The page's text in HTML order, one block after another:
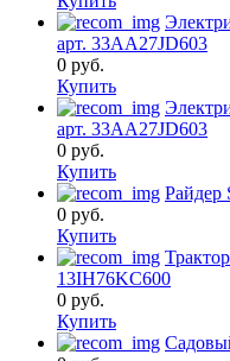
арт. 33AA27JD603
0 руб.
Купить
арт. 33AA27JD603
0 руб.
Купить
Райдер
0 руб.
Купить
13IH76KC600
0 руб.
Купить